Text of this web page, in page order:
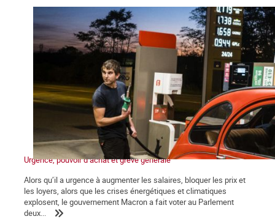
Urgence, pouvoir d’achat et grève générale
Alors qu’il a urgence à augmenter les salaires, bloquer les prix et
les loyers, alors que les crises énergétiques et climatiques
explosent, le gouvernement Macron a fait voter au Parlement
deux...